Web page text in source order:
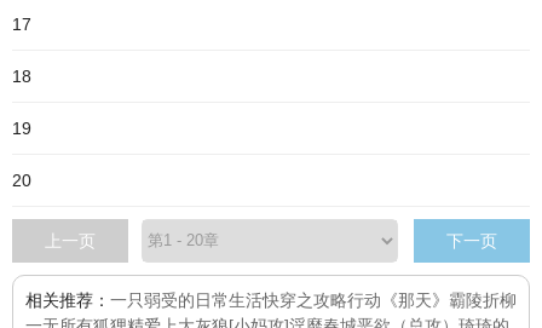
17
18
19
20
上一页 下一页
相关推荐： 一只弱受的日常生活快穿之攻略行动 《那天》 霸陵折柳